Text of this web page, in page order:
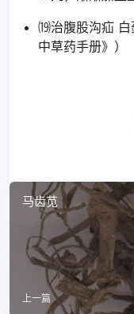
⒆治腹股沟疝 白
中草药手册》）
马齿苋
上一篇